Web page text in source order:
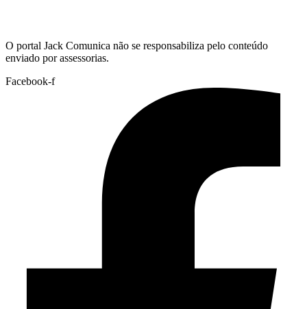
O portal Jack Comunica não se responsabiliza pelo conteúdo
enviado por assessorias.
Facebook-f